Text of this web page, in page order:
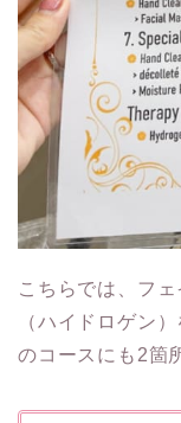
こちらでは、フ
（ハイドロゲン
のコースにも2箇